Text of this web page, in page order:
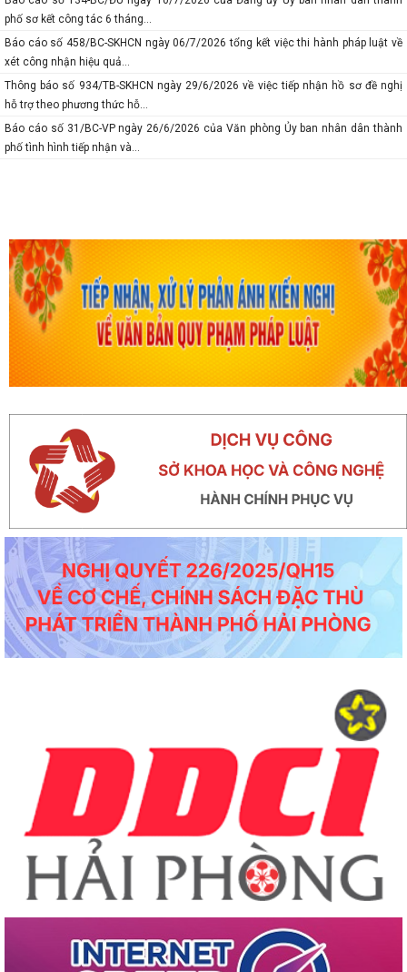
phố sơ kết công tác 6 tháng...
Báo cáo số 458/BC-SKHCN ngày 06/7/2026 tổng kết việc thi hành pháp luật về
xét công nhận hiệu quả...
Thông báo số 934/TB-SKHCN ngày 29/6/2026 về việc tiếp nhận hồ sơ đề nghị
hỗ trợ theo phương thức hỗ...
Báo cáo số 31/BC-VP ngày 26/6/2026 của Văn phòng Ủy ban nhân dân thành
phố tình hình tiếp nhận và...